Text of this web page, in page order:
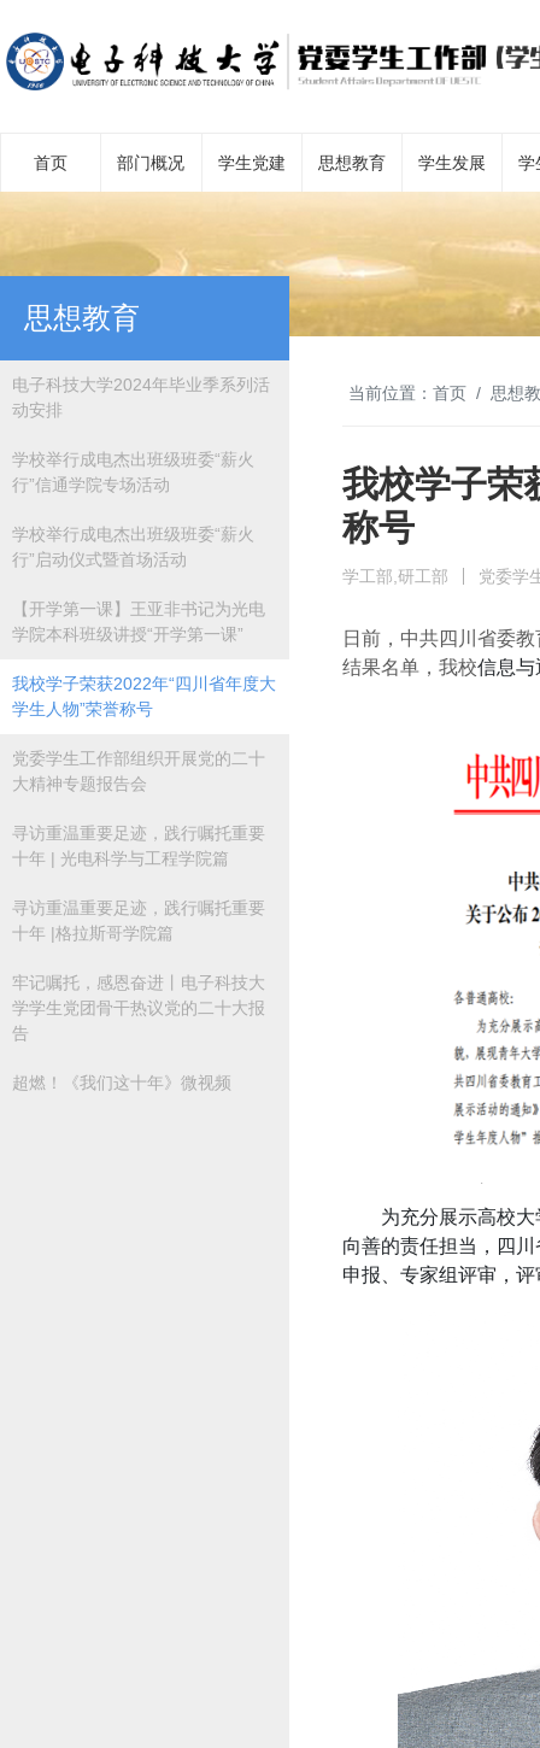
首页 部门概况 学生党建 思想教育 学生发展 学
思想教育
电子科技大学2024年毕业季系列活
动安排
学校举行成电杰出班级班委“薪火
行”信通学院专场活动
学校举行成电杰出班级班委“薪火
行”启动仪式暨首场活动
【开学第一课】王亚非书记为光电
学院本科班级讲授“开学第一课”
我校学子荣获2022年“四川省年度大
学生人物”荣誉称号
党委学生工作部组织开展党的二十
大精神专题报告会
寻访重温重要足迹，践行嘱托重要
十年 | 光电科学与工程学院篇
寻访重温重要足迹，践行嘱托重要
十年 |格拉斯哥学院篇
牢记嘱托，感恩奋进丨电子科技大
学学生党团骨干热议党的二十大报
告
超燃！《我们这十年》微视频
当前位置： 首页 思想
我校学子荣
称号
学工部,研工部 党委学
日前，中共四川省委
结果名单，我校信息与
为充分展示高校
向善的责任担当，四
申报、专家组评审，评